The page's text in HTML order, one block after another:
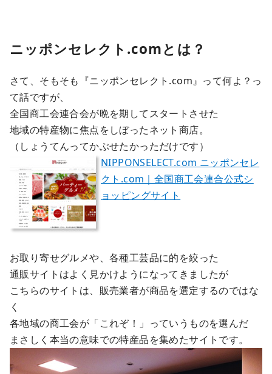
ニッポンセレクト.comとは？
さて、そもそも『ニッポンセレクト.com』って何よ？っ
て話ですが、
全国商工会連合会が晩を期してスタートさせた
地域の特産物に焦点をしぼったネット商店。
（しょうてんってかぶせたかっただけです）
NIPPONSELECT.com ニッポンセレ
クト.com｜全国商工会連合公式シ
ョッピングサイト
お取り寄せグルメや、各種工芸品に的を絞った
通販サイトはよく見かけようになってきましたが
こちらのサイトは、販売業者が商品を選定するのではな
く
各地域の商工会が「これぞ！」っていうものを選んだ
まさしく本当の意味での特産品を集めたサイトです。